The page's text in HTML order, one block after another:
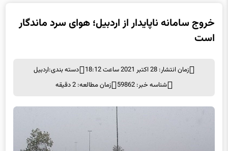
خروج سامانه ناپایدار از اردبیل؛ هوای سرد ماندگار
است
زمان انتشار: 28 اکتبر 2021 ساعت 18:12 دسته بندی:اردبیل
شناسه خبر: 59862
زمان مطالعه: 2 دقیقه